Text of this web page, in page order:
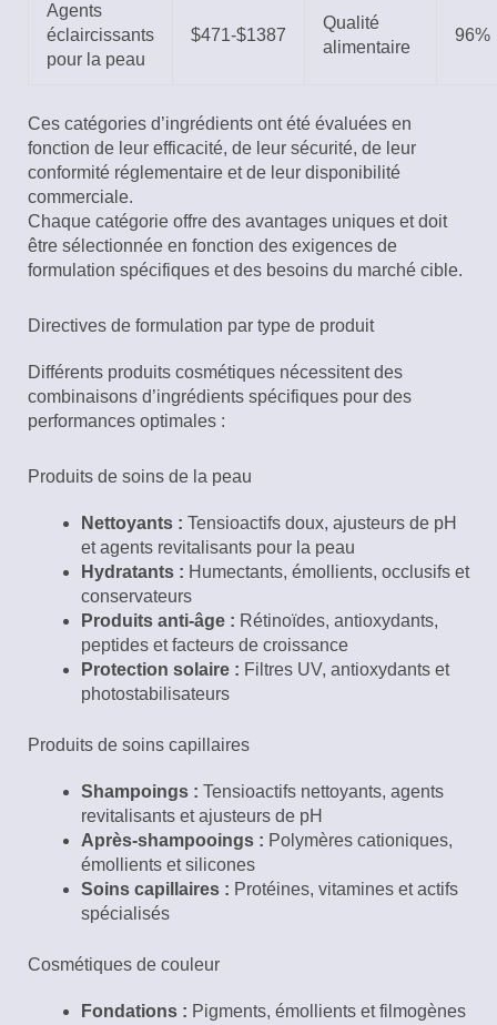
Agents
éclaircissants
pour la peau
$471-$1387
Qualité
alimentaire
96%
Ces catégories d’ingrédients ont été évaluées en
fonction de leur efficacité, de leur sécurité, de leur
conformité réglementaire et de leur disponibilité
commerciale.
Chaque catégorie offre des avantages uniques et doit
être sélectionnée en fonction des exigences de
formulation spécifiques et des besoins du marché cible.
Directives de formulation par type de produit
Différents produits cosmétiques nécessitent des
combinaisons d’ingrédients spécifiques pour des
performances optimales :
Produits de soins de la peau
Nettoyants : Tensioactifs doux, ajusteurs de pH
et agents revitalisants pour la peau
Hydratants : Humectants, émollients, occlusifs et
conservateurs
Produits anti-âge : Rétinoïdes, antioxydants,
peptides et facteurs de croissance
Protection solaire : Filtres UV, antioxydants et
photostabilisateurs
Produits de soins capillaires
Shampoings : Tensioactifs nettoyants, agents
revitalisants et ajusteurs de pH
Après-shampooings : Polymères cationiques,
émollients et silicones
Soins capillaires : Protéines, vitamines et actifs
spécialisés
Cosmétiques de couleur
Fondations : Pigments, émollients et filmogènes